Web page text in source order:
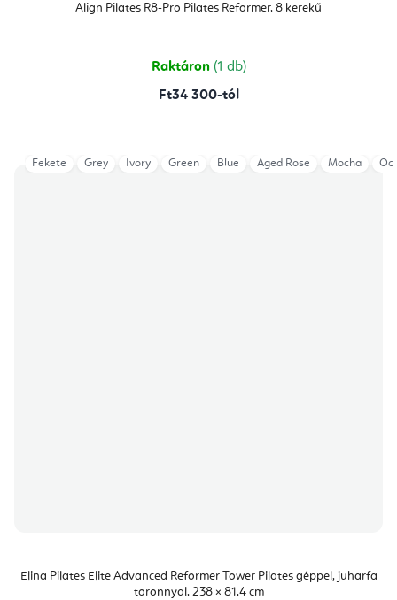
Align Pilates R8-Pro Pilates Reformer, 8 kerekű
Raktáron (1 db)
Ft34 300-tól
Elina Pilates Elite Advanced Reformer Tower Pilates géppel, juharfa
toronnyal, 238 × 81,4 cm
Fekete Grey Ivory Green Blue Aged Rose Mocha